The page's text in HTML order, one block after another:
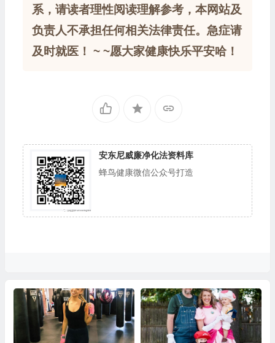
系，请读者理性阅读理解参考，本网站及
负责人不承担任何相关法律责任。急症请
及时就医！ ~ ~愿大家健康快乐平安哈！
安东尼威廉净化法资料库
蜂鸟健康微信公众号打造